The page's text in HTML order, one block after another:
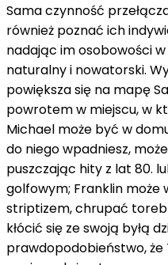
Sama czynność
również poznać ich
nadając im osobowości
naturalny i nowatorski.
powiększa się na mapę
powrotem w miejscu, w
Michael może być w
do niego wpadniesz,
puszczając hity z lat 80.
golfowym; Franklin może
striptizem, chrupać
kłócić się ze swoją byłą
prawdopodobieństwo, że